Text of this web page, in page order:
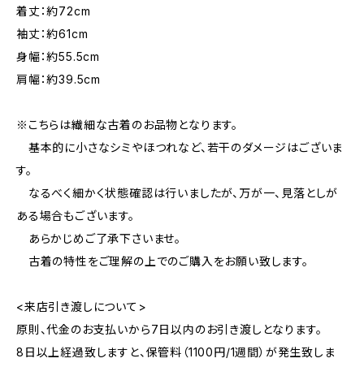
着丈：約72cm
袖丈：約61cm
身幅：約55.5cm
肩幅：約39.5cm
※こちらは繊細な古着のお品物となります。
基本的に小さなシミやほつれなど、若干のダメージはございま
す。
なるべく細かく状態確認は行いましたが、万が一、見落としが
ある場合もございます。
あらかじめご了承下さいませ。
古着の特性をご理解の上でのご購入をお願い致します。
<来店引き渡しについて>
原則、代金のお支払いから7日以内のお引き渡しとなります。
8日以上経過致しますと、保管料（1100円/1週間）が発生致しま